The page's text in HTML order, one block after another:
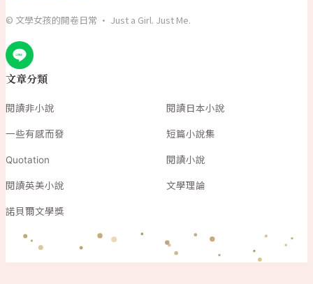
© 文學女孩的開卷日常 · Just a Girl. Just Me.
文章分類
閱讀非小說
一些有感而發
Quotation
閱讀英美小說
諾貝爾文學獎
閱讀日本小說
短篇小說集
閱讀小說
文學理論